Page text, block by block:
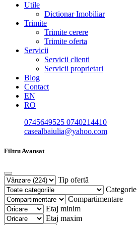
Utile
Dictionar Imobiliar
Trimite
Trimite cerere
Trimite oferta
Servicii
Servicii clienti
Servicii proprietari
Blog
Contact
EN
RO
0745649525 0740214410
casealbaiulia@yahoo.com
Filtru Avansat
Tip ofertă
Categorie
Compartimentare
Etaj minim
Etaj maxim